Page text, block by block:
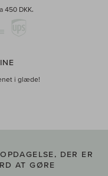
450 DKK.
i glæde!
DER ER
AT GØRE